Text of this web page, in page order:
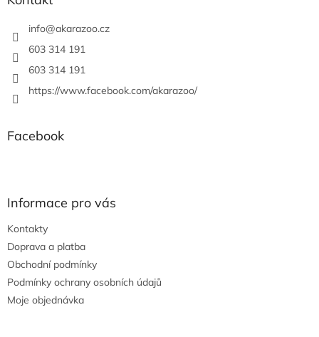
info@akarazoo.cz
603 314 191
603 314 191
https://www.facebook.com/akarazoo/
Facebook
Informace pro vás
Kontakty
Doprava a platba
Obchodní podmínky
Podmínky ochrany osobních údajů
Moje objednávka